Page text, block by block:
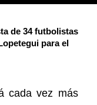
de 34 futbolistas
para el
cada vez más